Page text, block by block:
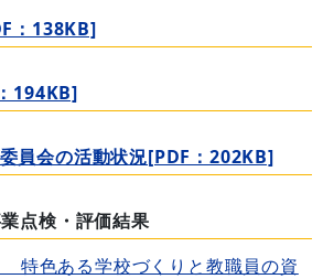
：138KB]
194KB]
員会の活動状況[PDF：202KB]
点検・評価結果
特色ある学校づくりと教職員の資